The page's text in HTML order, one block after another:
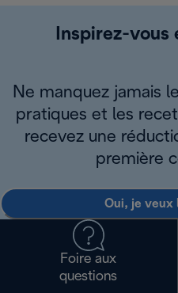
Inspirez-vous
Ne manquez jamais
pratiques et les
recevez une
première
Oui, je veux
Foire aux
questions